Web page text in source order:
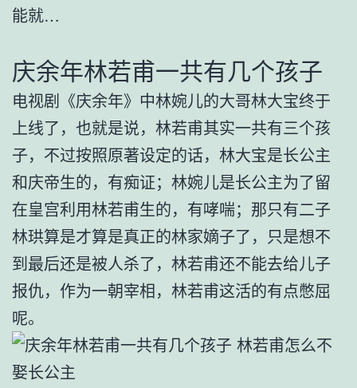
能就…
庆余年林若甫一共有几个孩子
电视剧《庆余年》中林婉儿的大哥林大宝终于
上线了，也就是说，林若甫其实一共有三个孩
子，不过按照原著设定的话，林大宝是长公主
和庆帝生的，有痴证；林婉儿是长公主为了留
在皇宫利用林若甫生的，有哮喘；那只有二子
林珙算是才算是真正的林家嫡子了，只是想不
到最后还是被人杀了，林若甫还不能去给儿子
报仇，作为一朝宰相，林若甫这活的有点憋屈
呢。